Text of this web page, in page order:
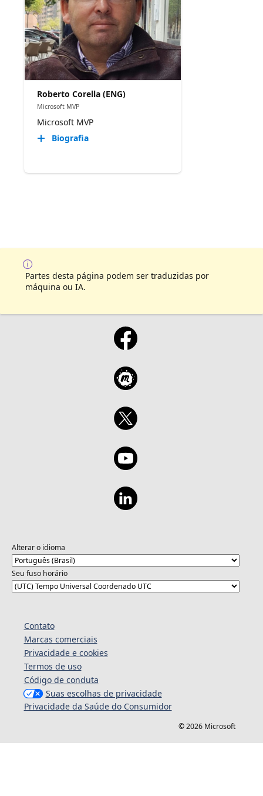
Roberto Corella (ENG)
Microsoft MVP
Microsoft MVP
Biografia
Partes desta página podem ser traduzidas por
máquina ou IA.
Alterar o idioma
Seu fuso horário
Contato
Marcas comerciais
Privacidade e cookies
Termos de uso
Código de conduta
Suas escolhas de privacidade
Privacidade da Saúde do Consumidor
© 2026 Microsoft